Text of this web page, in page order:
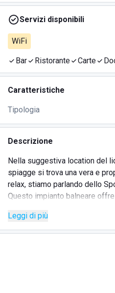
Servizi disponibili
WiFi
Bar Ristorante Carte
Caratteristiche
Tipologia
Descrizione
Nella suggestiva location del
spiagge si trova una vera e
relax, stiamo parlando dello
Questo impianto balneare
con doccia calda fino alla zona
necessario per passare la
Leggi di più